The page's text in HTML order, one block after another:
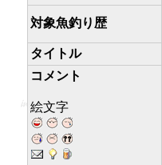
対象魚釣り歴
タイトル
コメント
絵文字